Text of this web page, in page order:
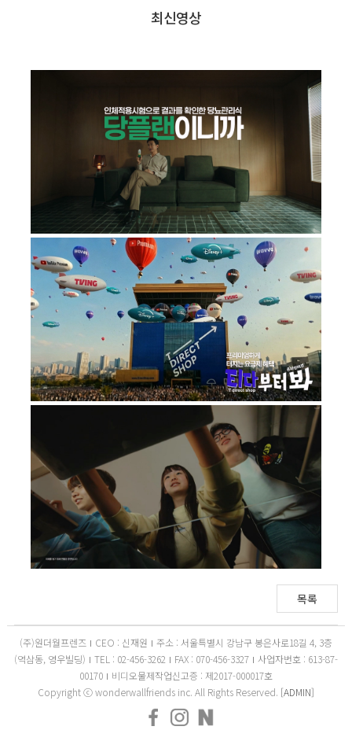
최신영상
목록
(주)원더월프렌즈 CEO : 신재원
주소 : 서울특별시 강남구 봉은사로18길 4, 3층
(역삼동, 영우빌딩)
TEL : 02-456-3262 FAX : 070-456-3327
사업자번호 : 613-87-
00170
비디오물제작업신고증 : 제2017-000017호
Copyright ⓒ wonderwallfriends inc. All Rights Reserved. [ADMIN]